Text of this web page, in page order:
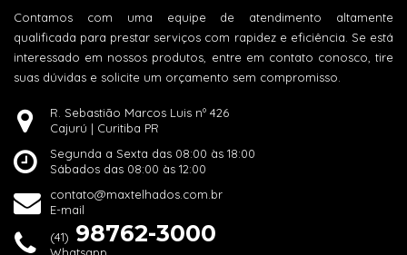
Contamos com uma equipe de atendimento altamente
qualificada para prestar serviços com rapidez e eficiência. Se está
interessado em nossos produtos, entre em contato conosco, tire
suas dúvidas e solicite um orçamento sem compromisso.
R. Sebastião Marcos Luis nº 426
Cajurú | Curitiba PR
Segunda a Sexta das 08:00 às 18:00
Sábados das 08:00 às 12:00
contato@maxtelhados.com.br
E-mail
(41) 98762-3000